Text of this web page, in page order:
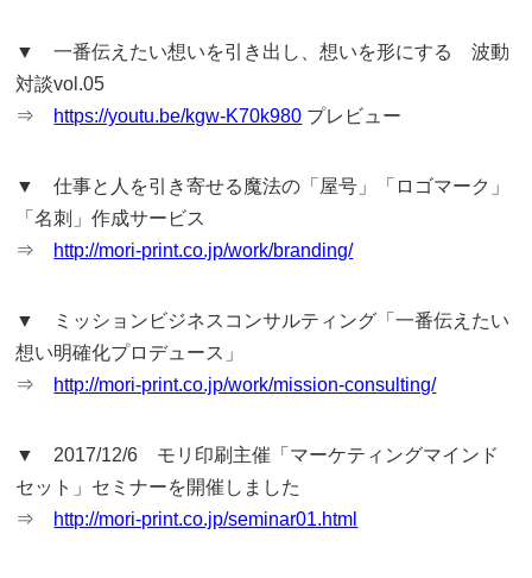
▼ 一番伝えたい想いを引き出し、想いを形にする 波動
対談vol.05
⇒ https://youtu.be/kgw-K70k980 プレビュー
▼ 仕事と人を引き寄せる魔法の「屋号」「ロゴマーク」
「名刺」作成サービス
⇒ http://mori-print.co.jp/work/branding/
▼ ミッションビジネスコンサルティング「一番伝えたい
想い明確化プロデュース」
⇒ http://mori-print.co.jp/work/mission-consulting/
▼ 2017/12/6 モリ印刷主催「マーケティングマインド
セット」セミナーを開催しました
⇒ http://mori-print.co.jp/seminar01.html